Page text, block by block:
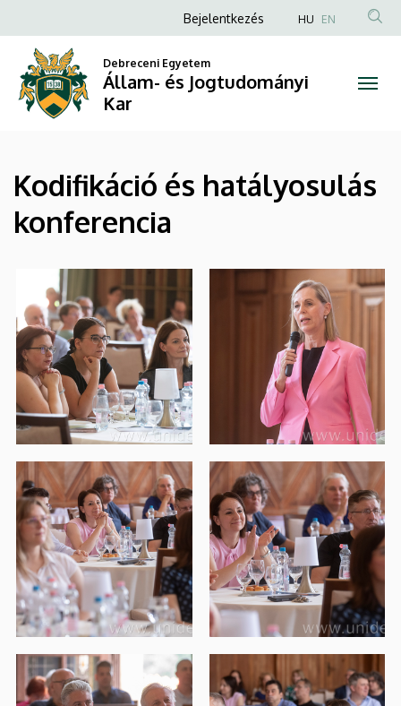
Állam-
és
Jogtudományi
a
tartalomra
Anonim
fiók
menüje
Bejelentkezés HU EN
Debreceni Egyetem
Állam- és Jogtudományi
Kar
Kodifikáció és hatályosulás
konferencia